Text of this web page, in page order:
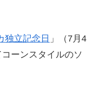
独立記念日 」（7月4
ーンスタイルのソ